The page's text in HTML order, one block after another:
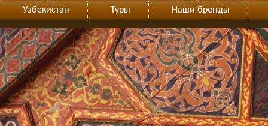
Узбекистан Туры Наши бренды